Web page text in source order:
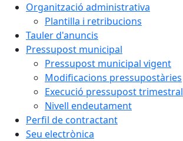
Organització administrativa
Plantilla i retribucions
Tauler d'anuncis
Pressupost municipal
Pressupost municipal vigent
Modificacions pressupostàries
Execució pressupost trimestral
Nivell endeutament
Perfil de contractant
Seu electrònica